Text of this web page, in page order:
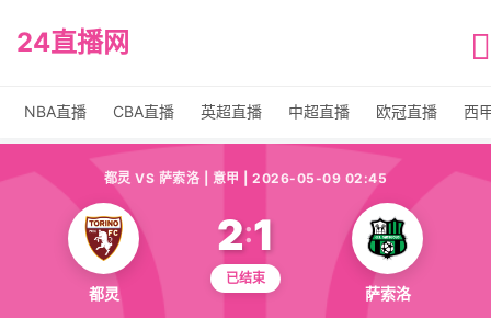
24直播网
NBA直播 CBA直播 英超直播 中超直播 欧冠直播 西
都灵 VS 萨索洛 | 意甲 | 2026-05-09 02:45
都灵
2:1
已结束
萨索洛